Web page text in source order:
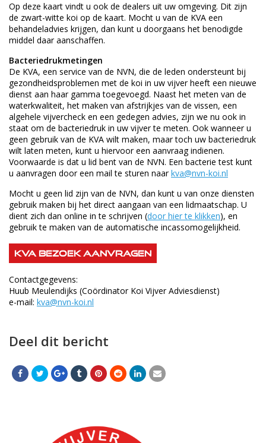
Op deze kaart vindt u ook de dealers uit uw omgeving. Dit zijn
de zwart-witte koi op de kaart. Mocht u van de KVA een
behandeladvies krijgen, dan kunt u doorgaans het benodigde
middel daar aanschaffen.
Bacteriedrukmetingen
De KVA, een service van de NVN, die de leden ondersteunt bij
gezondheidsproblemen met de koi in uw vijver heeft een nieuwe
dienst aan haar gamma toegevoegd. Naast het meten van de
waterkwaliteit, het maken van afstrijkjes van de vissen, een
algehele vijvercheck en een gedegen advies, zijn we nu ook in
staat om de bacteriedruk in uw vijver te meten. Ook wanneer u
geen gebruik van de KVA wilt maken, maar toch uw bacteriedruk
wilt laten meten, kunt u hiervoor een aanvraag indienen.
Voorwaarde is dat u lid bent van de NVN. Een bacterie test kunt
u aanvragen door een mail te sturen naarkva@nvn-koi.nl
Mocht u geen lid zijn van de NVN, dan kunt u van onze diensten
gebruik maken bij het direct aangaan van een lidmaatschap. U
dient zich dan online in te schrijven (door hier te klikken), en
gebruik te maken van de automatische incassomogelijkheid.
KVA Bezoek aanvragen
Contactgegevens:
Huub Meulendijks (Coördinator Koi Vijver Adviesdienst)
e-mail: kva@nvn-koi.nl
Deel dit bericht